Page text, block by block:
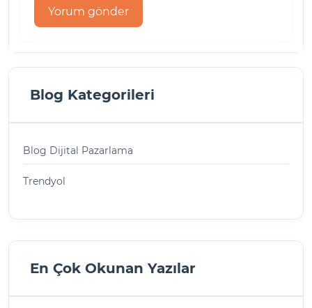
Blog Kategorileri
Blog Dijital Pazarlama
Trendyol
En Çok Okunan Yazılar